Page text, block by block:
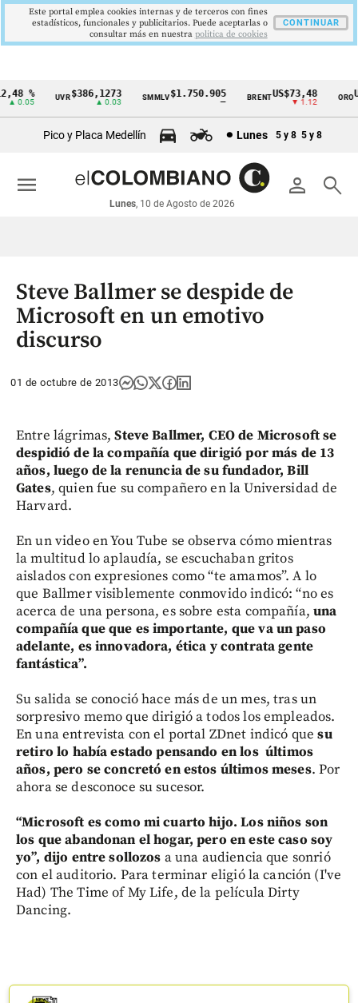
Cintillo
económicos
Colombia
%
0.05
UVR$386,1273
▲ 0.03
SMMLV$1.750.905 BRENTUS$73,48
▼ 1.12
ORO
Pico y Placa Medellín Lunes 5 y 8 5 y 8
person search
Lunes, 10 de Agosto de 2026
menu
Steve Ballmer se despide de
Microsoft en un emotivo
discurso
01 de octubre de 2013
Entre lágrimas,Steve Ballmer, CEO de Microsoft se
despidió de la compañía que dirigió por más de 13
años, luego de la renuncia de su fundador, Bill
Gates, quien fue su compañero en la Universidad de
Harvard.
En un video en You Tube se observa cómo mientras
la multitud lo aplaudía, se escuchaban gritos
aislados con expresiones como “te amamos”. A lo
que Ballmer visiblemente conmovido indicó: “no es
acerca de una persona, es sobre esta compañía,una
compañía que que es importante, que va un paso
adelante, es innovadora, ética y contrata gente
fantástica”.
Su salida se conoció hace más de un mes, tras un
sorpresivo memo que dirigió a todos los empleados.
En una entrevista con el portal ZDnet indicó quesu
retiro lo había estado pensando en los últimos
años, pero se concretó en estos últimos meses. Por
ahora se desconoce su sucesor.
“Microsoft es como mi cuarto hijo. Los niños son
los que abandonan el hogar, pero en este caso soy
yo”, dijo entre sollozos a una audiencia que sonrió
con el auditorio. Para terminar eligió la canción (I've
Had) The Time of My Life, de la película Dirty
Dancing.
Este portal emplea cookies internas y de terceros con fines
estadísticos, funcionales y publicitarios. Puede aceptarlas o
consultar más en nuestra politica de cookies
CONTINUAR